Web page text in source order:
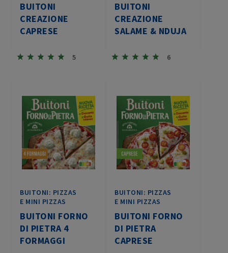
BUITONI
CREAZIONE
CAPRESE
5
BUITONI
CREAZIONE
SALAME & NDUJA
6
BUITONI: PIZZAS
E MINI PIZZAS
BUITONI FORNO
DI PIETRA 4
FORMAGGI
BUITONI: PIZZAS
E MINI PIZZAS
BUITONI FORNO
DI PIETRA
CAPRESE